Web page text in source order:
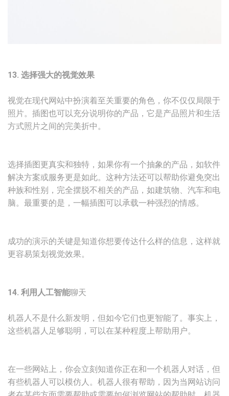
13. 选择强大的视觉效果
视觉在现代网站中扮演着至关重要的角色，你不仅仅局限于
照片。插图也可以充分说明你的产品，它是产品照片和生活
方式照片之间的完美折中。
选择插图更真实和独特，如果你有一个抽象的产品，如软件
解决方案或服务更是如此。这种方法还可以帮助你避免突出
种族和性别，完全摆脱不相关的产品，如建筑物、汽车和电
脑。最重要的是，一幅插图可以承载一种强烈的情感。
成功的演示的关键是知道你想要传达什么样的信息，这样就
更容易策划视觉效果。
14. 利用人工智能聊天
机器人不是什么新发明，但如今它们也更智能了。事实上，
这些机器人足够聪明，可以在某种程度上帮助用户。
在一些网站上，你会立刻知道你正在和一个机器人对话，但
有些机器人可以模仿人。机器人很有帮助，因为当网站访问